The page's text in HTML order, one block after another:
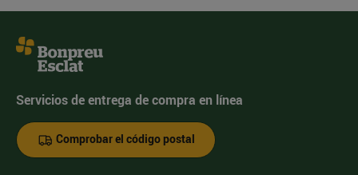
Servicios de entrega de compra en línea
Comprobar el código postal